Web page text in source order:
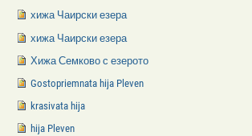
хижа Чаирски езера
хижа Чаирски езера
Хижа Семково с езерото
Gostopriemnata hija Pleven
krasivata hija
hija Pleven